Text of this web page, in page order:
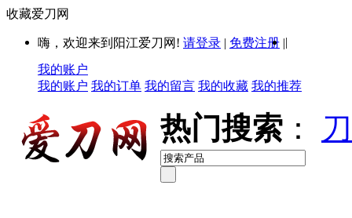
收藏爱刀网
嗨，欢迎来到阳江爱刀网! 请登录 | 免费注册 ||
我的账户
我的账户 我的订单 我的留言 我的收藏 我的推荐
热门搜索 ：